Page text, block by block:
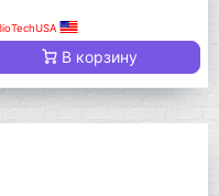
В корзину